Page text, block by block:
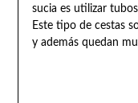
sucia es utilizar
Este tipo de cestas
y además quedan